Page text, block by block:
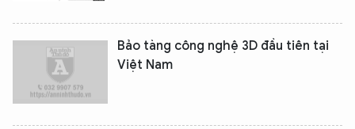
Bảo tàng công nghệ 3D đầu tiên tại
Việt Nam